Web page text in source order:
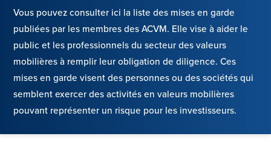
Vous pouvez consulter ici la liste des mises en garde
publiées par les membres des ACVM. Elle vise à aider le
public et les professionnels du secteur des valeurs
mobilières à remplir leur obligation de diligence. Ces
mises en garde visent des personnes ou des sociétés qui
semblent exercer des activités en valeurs mobilières
pouvant représenter un risque pour les investisseurs.